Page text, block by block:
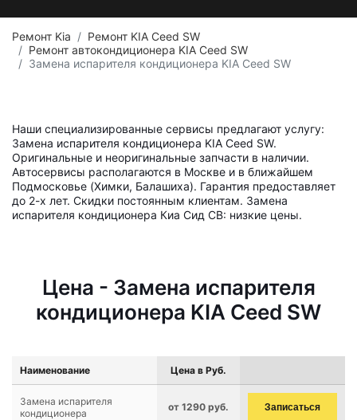
Ремонт Kia
Ремонт KIA Ceed SW
Ремонт автокондиционера KIA Ceed SW
Замена испарителя кондиционера KIA Ceed SW
Наши специализированные сервисы предлагают услугу:
Замена испарителя кондиционера KIA Ceed SW.
Оригинальные и неоригинальные запчасти в наличии.
Автосервисы располагаются в Москве и в ближайшем
Подмосковье (Химки, Балашиха). Гарантия предоставляет
до 2-х лет. Скидки постоянным клиентам. Замена
испарителя кондиционера Киа Сид СВ: низкие цены.
Цена - Замена испарителя
кондиционера KIA Ceed SW
Наименование Цена в Руб.
Замена испарителя
кондиционера
от 1290 руб. Записаться